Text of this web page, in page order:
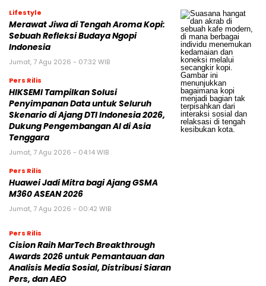
Lifestyle
Merawat Jiwa di Tengah Aroma Kopi:
Sebuah Refleksi Budaya Ngopi
Indonesia
Jumat, 7 Agu 2026 - 07:32 WIB
Pers Rilis
HIKSEMI Tampilkan Solusi
Penyimpanan Data untuk Seluruh
Skenario di Ajang DTI Indonesia 2026,
Dukung Pengembangan AI di Asia
Tenggara
Jumat, 7 Agu 2026 - 04:14 WIB
Pers Rilis
Huawei Jadi Mitra bagi Ajang GSMA
M360 ASEAN 2026
Jumat, 7 Agu 2026 - 00:42 WIB
Pers Rilis
Cision Raih MarTech Breakthrough
Awards 2026 untuk Pemantauan dan
Analisis Media Sosial, Distribusi Siaran
Pers, dan AEO